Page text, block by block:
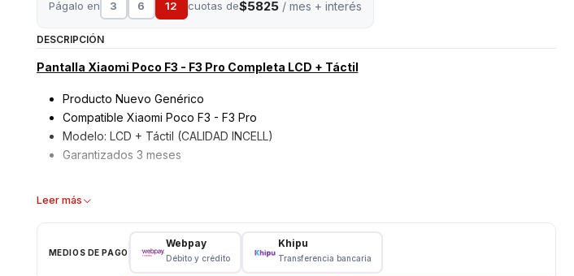
Págalo en 3 6 12 cuotas de$5825/ mes + interés
DESCRIPCIÓN
Pantalla Xiaomi Poco F3 - F3 Pro Completa LCD + Táctil
Producto Nuevo Genérico
Compatible Xiaomi Poco F3 - F3 Pro
Modelo: LCD + Táctil (CALIDAD INCELL)
Garantizados 3 meses
Modelo: F3 - F3 Pro
Leer más
MEDIOS DE PAGO
Webpay
Débito y crédito
Khipu
Transferencia bancaria